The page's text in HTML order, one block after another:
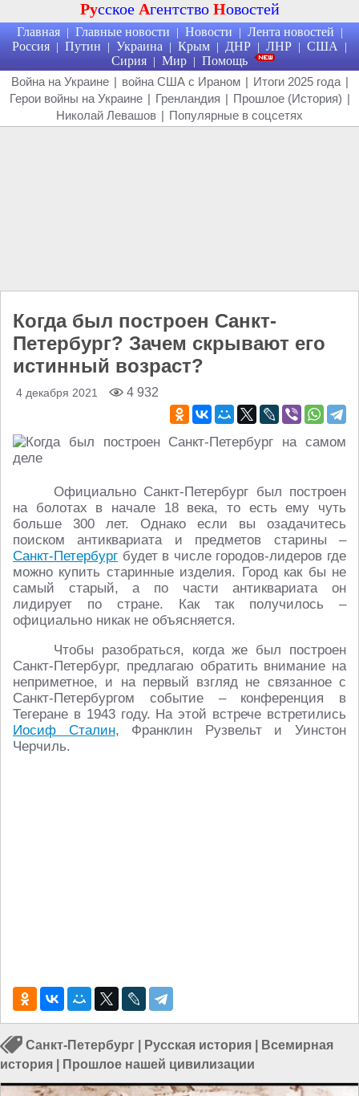
Русское Агентство Новостей
Главная | Главные новости | Новости | Лента новостей |
Россия | Путин | Украина | Крым | ДНР | ЛНР | США |
Сирия | Мир | Помощь
Война на Украине | война США с Ираном | Итоги 2025 года |
Герои войны на Украине | Гренландия | Прошлое (История) |
Николай Левашов | Популярные в соцсетях
Когда был построен Санкт-
Петербург? Зачем скрывают его
истинный возраст?
4 декабря 2021 4 932
Официально Санкт-Петербург был построен
на болотах в начале 18 века, то есть ему чуть
больше 300 лет. Однако если вы озадачитесь
поиском антиквариата и предметов старины –
Санкт-Петербург будет в числе городов-лидеров где
можно купить старинные изделия. Город как бы не
самый старый, а по части антиквариата он
лидирует по стране. Как так получилось –
официально никак не объясняется.
Чтобы разобраться, когда же был построен
Санкт-Петербург, предлагаю обратить внимание на
неприметное, и на первый взгляд не связанное с
Санкт-Петербургом событие – конференция в
Тегеране в 1943 году. На этой встрече встретились
Иосиф Сталин, Франклин Рузвельт и Уинстон
Черчиль.
Санкт-Петербург Русская история
Всемирная
история
Прошлое нашей цивилизации